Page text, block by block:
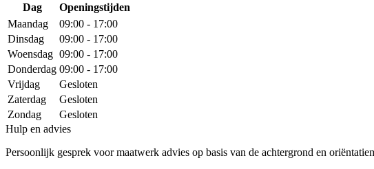
Dag
Openingstijden
Maandag
09:00 - 17:00
Dinsdag
09:00 - 17:00
Woensdag 09:00 - 17:00
Donderdag 09:00 - 17:00
Vrijdag
Gesloten
Zaterdag
Gesloten
Zondag
Gesloten
Hulp en advies
Persoonlijk gesprek voor maatwerk advies op basis van de achtergrond en